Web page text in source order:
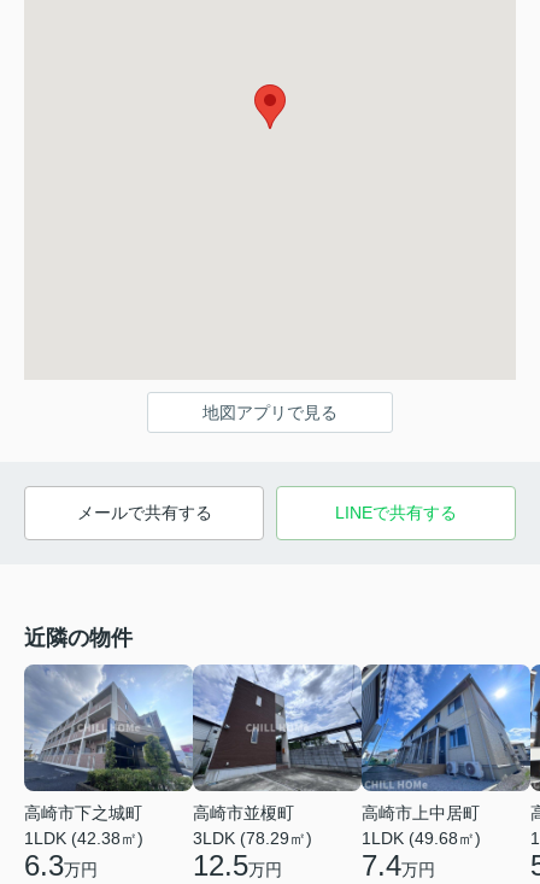
地図アプリで見る
メールで共有する LINEで共有する
近隣の物件
高崎市下之城町
1LDK (42.38㎡)
6.3万円
高崎市並榎町
3LDK (78.29㎡)
12.5万円
高崎市上中居町
1LDK (49.68㎡)
7.4万円